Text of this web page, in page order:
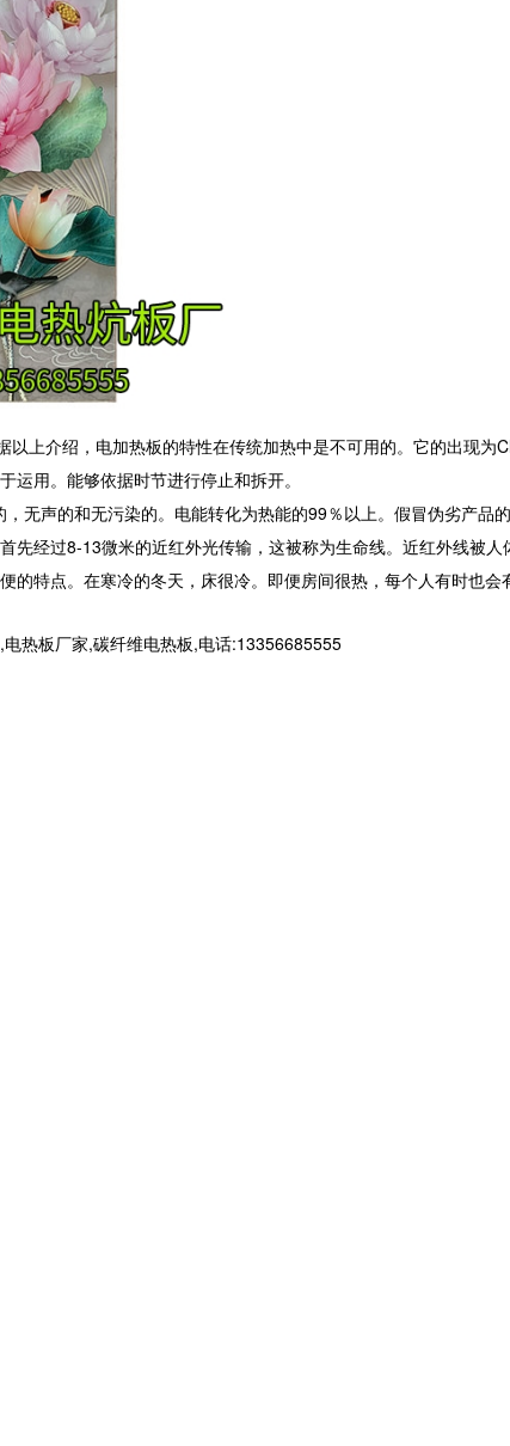
介绍，电加热板的特性在传统加热中是不可用的。它的出现为
用。能够依据时节进行停止和拆开。
无声的和无污染的。电能转化为热能的99％以上。假冒伪劣产品
经过8-13微米的近红外光传输，这被称为生命线。近红外线被
特点。在寒冷的冬天，床很冷。即便房间很热，每个人有时也会
热板厂家,碳纤维电热板,电话:13356685555